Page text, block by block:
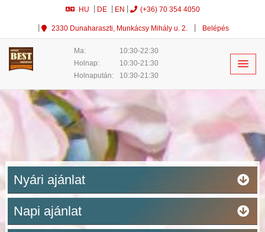
HU DE EN (+36) 70 354 4050
2330 Dunaharaszti, Munkácsy Mihály u. 2. Belépés
Ma:
10:30-22:30
Holnap:
10:30-21:30
Holnapután:
10:30-21:30
Nyári ajánlat
Napi ajánlat